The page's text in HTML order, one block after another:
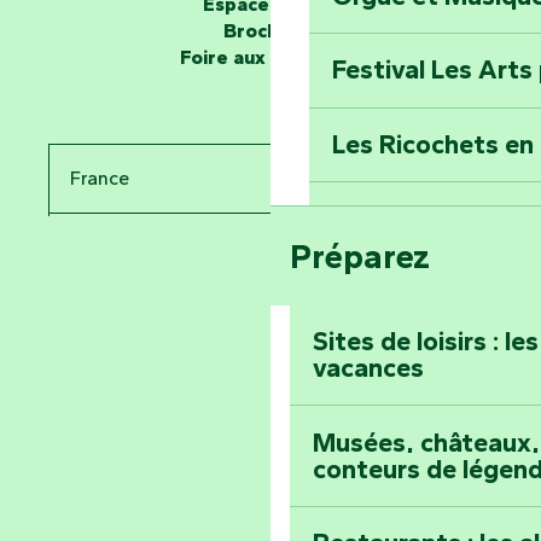
Voyagez dans le
Maillezais
Montez au
Festival Les Arts
Les Ricochets
Tout l'agenda
Préparez
Sites de loisirs :
vacances
Musées,
conteurs de
Espace presse
Brochures
Foire aux questions
France